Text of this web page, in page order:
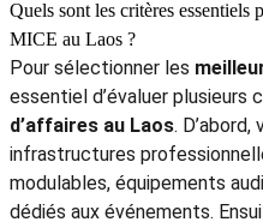
professionnels, vous pouvez
exceptionnelle du pays. Une
intégrer une aventure
afin d’enrichir le séjour. Ce
cohésion d’équipe tout en
préservé. En choisissant les
vous pouvez facilement
exploration au cœur du